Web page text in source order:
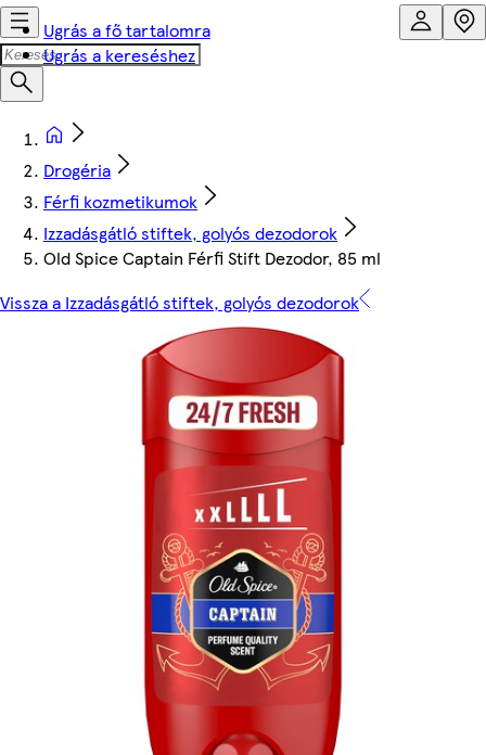
Ugrás a fő tartalomra
Ugrás a kereséshez
Drogéria
Férfi kozmetikumok
Izzadásgátló stiftek, golyós dezodorok
Old Spice Captain Férfi Stift Dezodor, 85 ml
Vissza a Izzadásgátló stiftek, golyós dezodorok